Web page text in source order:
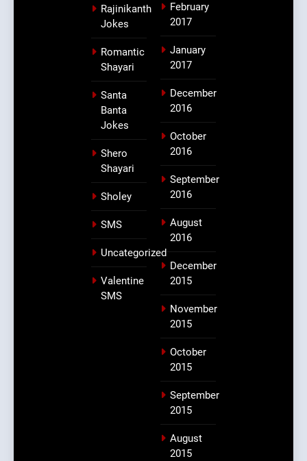
Rajinikanth
Jokes
Romantic
Shayari
Santa
Banta
Jokes
Shero
Shayari
Sholey
SMS
Uncategorized
Valentine
SMS
February
2017
January
2017
December
2016
October
2016
September
2016
August
2016
December
2015
November
2015
October
2015
September
2015
August
2015